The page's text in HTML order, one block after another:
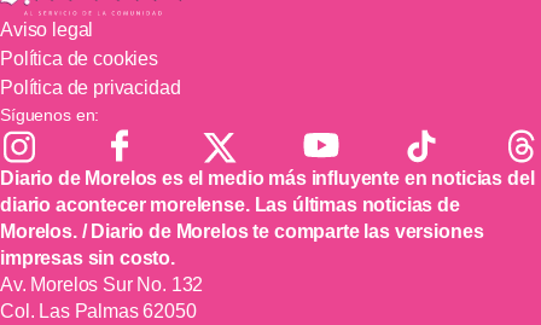
Aviso legal
Política de cookies
Política de privacidad
Síguenos en:
Diario de Morelos es el medio más influyente en noticias del
diario acontecer morelense. Las últimas noticias de
Morelos. / Diario de Morelos te comparte las versiones
impresas sin costo.
Av. Morelos Sur No. 132
Col. Las Palmas 62050